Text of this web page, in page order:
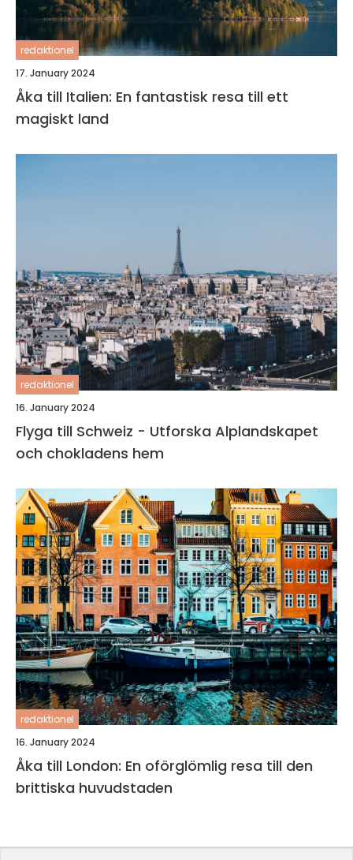
redaktionel
17. January 2024
Åka till Italien: En fantastisk resa till ett
magiskt land
redaktionel
16. January 2024
Flyga till Schweiz - Utforska Alplandskapet
och chokladens hem
redaktionel
16. January 2024
Åka till London: En oförglömlig resa till den
brittiska huvudstaden